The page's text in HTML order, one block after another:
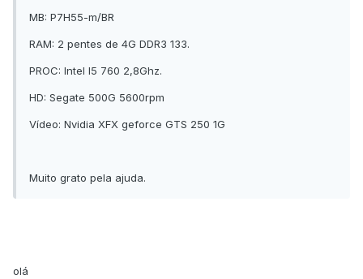
MB: P7H55-m/BR
RAM: 2 pentes de 4G DDR3 133.
PROC: Intel I5 760 2,8Ghz.
HD: Segate 500G 5600rpm
Vídeo: Nvidia XFX geforce GTS 250 1G
Muito grato pela ajuda.
olá